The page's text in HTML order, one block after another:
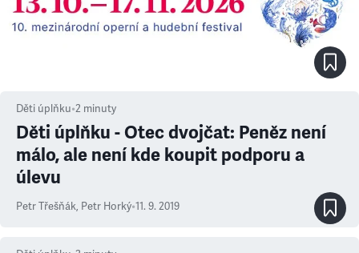
Děti úplňku•2 minuty
Děti úplňku - Otec dvojčat: Peněz není
málo, ale není kde koupit podporu a
úlevu
Petr Třešňák, Petr Horký•11. 9. 2019